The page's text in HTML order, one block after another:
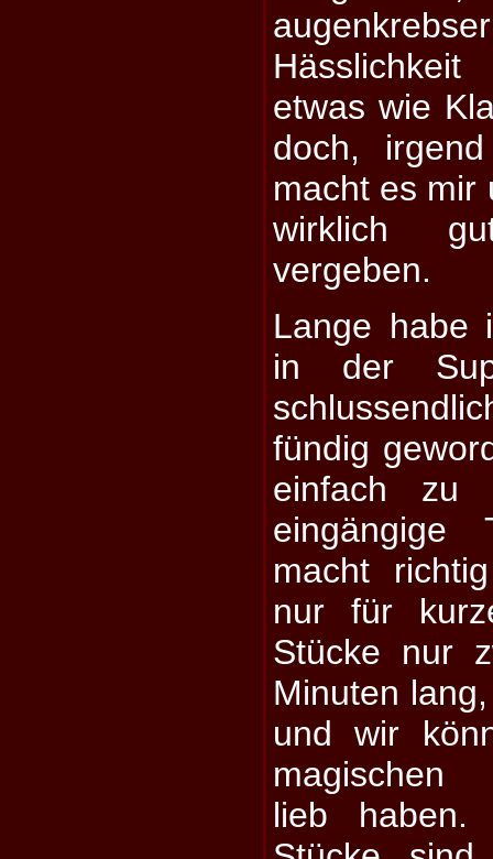
etwas wie
doch,
macht es mir
wirklich
vergeben.
Lange habe
in der
fündig
einfach zu
eingängige
macht
nur für
Stücke nur
Minuten
und wir
magischen
lieb haben.